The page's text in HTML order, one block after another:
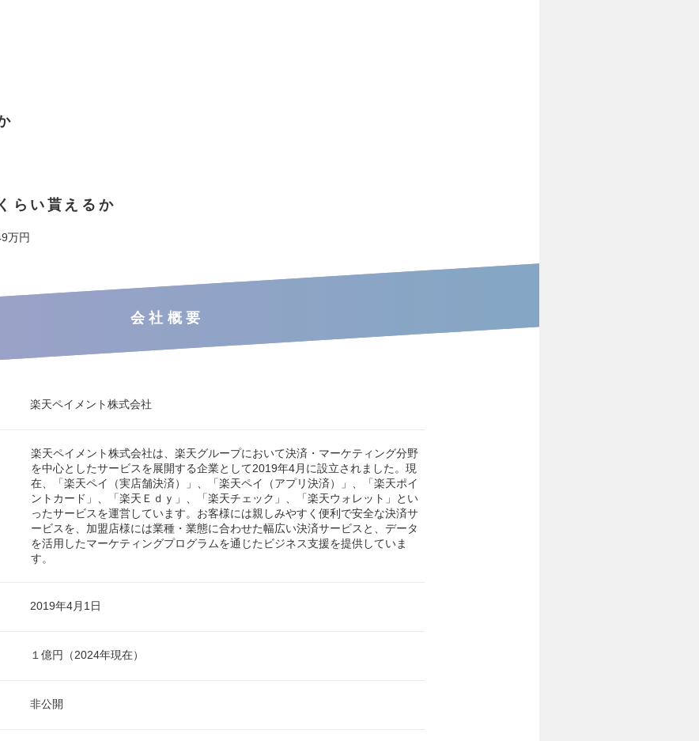
らい貰えるか
万円
会社概要
楽天ペイメント株式会社
楽天ペイメント株式会社は、楽天グループにおいて決済・マーケティング分野
を中心としたサービスを展開する企業として2019年4月に設立されました。現
在、「楽天ペイ（実店舗決済）」、「楽天ペイ（アプリ決済）」、「楽天ポイ
ントカード」、「楽天Ｅｄｙ」、「楽天チェック」、「楽天ウォレット」とい
ったサービスを運営しています。お客様には親しみやすく便利で安全な決済サ
ービスを、加盟店様には業種・業態に合わせた幅広い決済サービスと、データ
を活用したマーケティングプログラムを通じたビジネス支援を提供していま
す。
2019年4月1日
１億円（2024年現在）
非公開